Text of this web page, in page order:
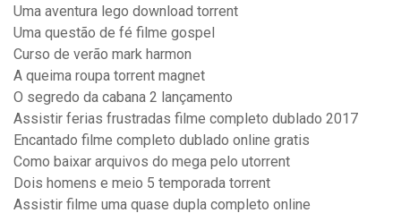
Uma aventura lego download torrent
Uma questão de fé filme gospel
Curso de verão mark harmon
A queima roupa torrent magnet
O segredo da cabana 2 lançamento
Assistir ferias frustradas filme completo dublado 2017
Encantado filme completo dublado online gratis
Como baixar arquivos do mega pelo utorrent
Dois homens e meio 5 temporada torrent
Assistir filme uma quase dupla completo online